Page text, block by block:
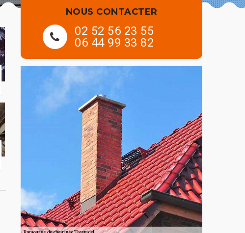
NOUS CONTACTER
02 52 56 23 55
06 44 99 33 82